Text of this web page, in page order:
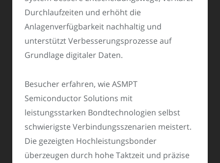
Durchlaufzeiten und erhöht die
Anlagenverfügbarkeit nachhaltig und
unterstützt Verbesserungsprozesse auf
Grundlage digitaler Daten.
Besucher erfahren, wie ASMPT
Semiconductor Solutions mit
leistungsstarken Bondtechnologien selbst
schwierigste Verbindungsszenarien meistert.
Die gezeigten Hochleistungsbonder
überzeugen durch hohe Taktzeit und präzise